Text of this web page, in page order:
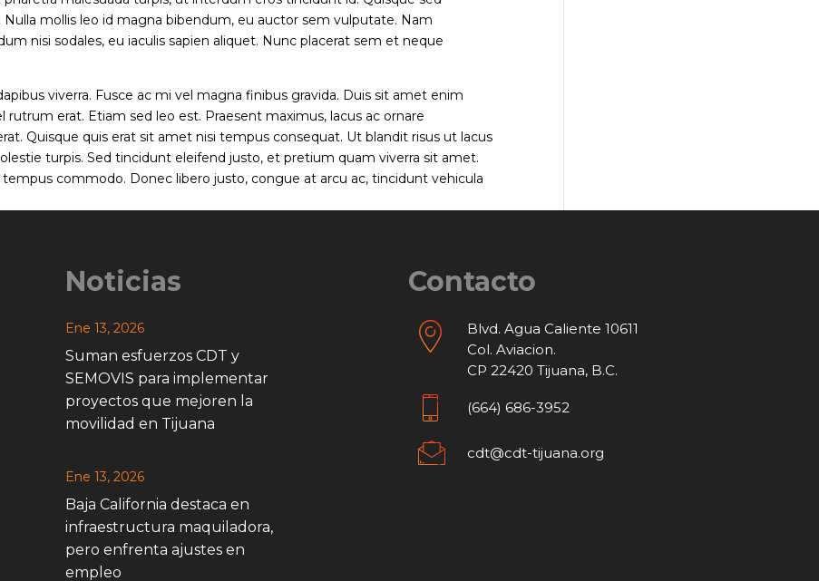
mollis leo id magna bibendum, eu auctor sem vulputate. Nam
nisi sodales, eu iaculis sapien aliquet. Nunc placerat sem et neque
viverra. Fusce ac mi vel magna finibus gravida. Duis sit amet enim
erat. Etiam sed leo est. Praesent maximus, lacus ac ornare
Quisque quis erat sit amet nisi tempus consequat. Ut blandit risus ut lacus
turpis. Sed tincidunt eleifend justo, et pretium quam viverra sit amet.
commodo. Donec libero justo, congue at arcu ac, tincidunt vehicula
Noticias
Suman esfuerzos CDT y
SEMOVIS para implementar
proyectos que mejoren la
movilidad en Tijuana
Ene 13, 2026
Baja California destaca en
infraestructura maquiladora,
pero enfrenta ajustes en
empleo
Ene 13, 2026
Contacto
Blvd. Agua Caliente 10611
Col. Aviacion.
CP 22420 Tijuana, B.C.
(664) 686-3952
cdt@cdt-tijuana.org